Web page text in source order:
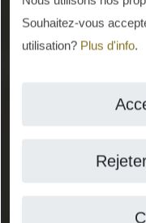
Souhaitez-vous
utilisation? Plus d'info.